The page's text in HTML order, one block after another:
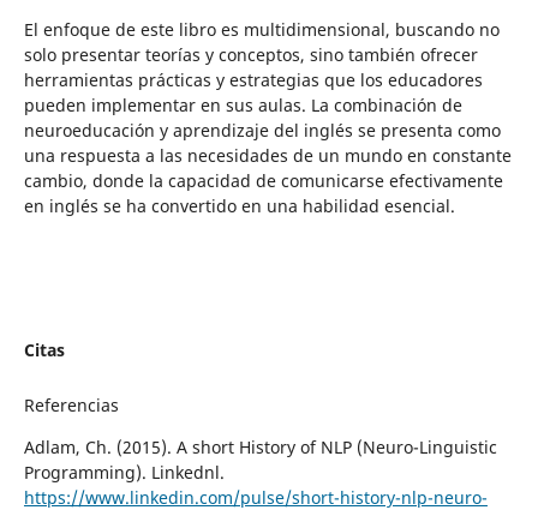
El enfoque de este libro es multidimensional, buscando no
solo presentar teorías y conceptos, sino también ofrecer
herramientas prácticas y estrategias que los educadores
pueden implementar en sus aulas. La combinación de
neuroeducación y aprendizaje del inglés se presenta como
una respuesta a las necesidades de un mundo en constante
cambio, donde la capacidad de comunicarse efectivamente
en inglés se ha convertido en una habilidad esencial.
Citas
Referencias
Adlam, Ch. (2015). A short History of NLP (Neuro-Linguistic
Programming). Linkednl.
https://www.linkedin.com/pulse/short-history-nlp-neuro-